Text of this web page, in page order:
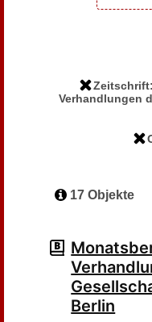
Verhandlungen
17 Objekte
Berlin